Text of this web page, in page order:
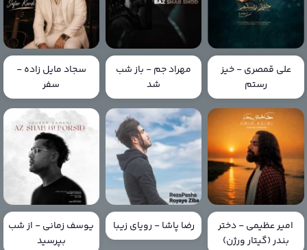
علی قمصری - خیز
رستم
مهراد جم - باز شب
شد
سجاد مایل زاده -
سفر
امیر عظیمی - دختر
بندر (گیتار ورژن)
رضا پاشا - رویای زیبا
یوسف زمانی - از شب
بپرسید